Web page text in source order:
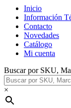
Inicio
Información
Contacto
Novedades
Catálogo
Mi cuenta
Buscar por SKU,
×